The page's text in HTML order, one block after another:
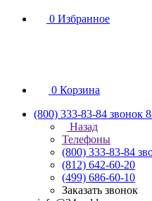
0 Избранное
0 Корзина
(800) 333-83-84 звонок
Назад
Телефоны
(800) 333-83-84
(812) 642-60-20
(499) 686-60-10
Заказать звонок